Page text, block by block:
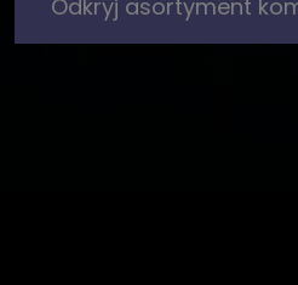
Odkryj asortyment